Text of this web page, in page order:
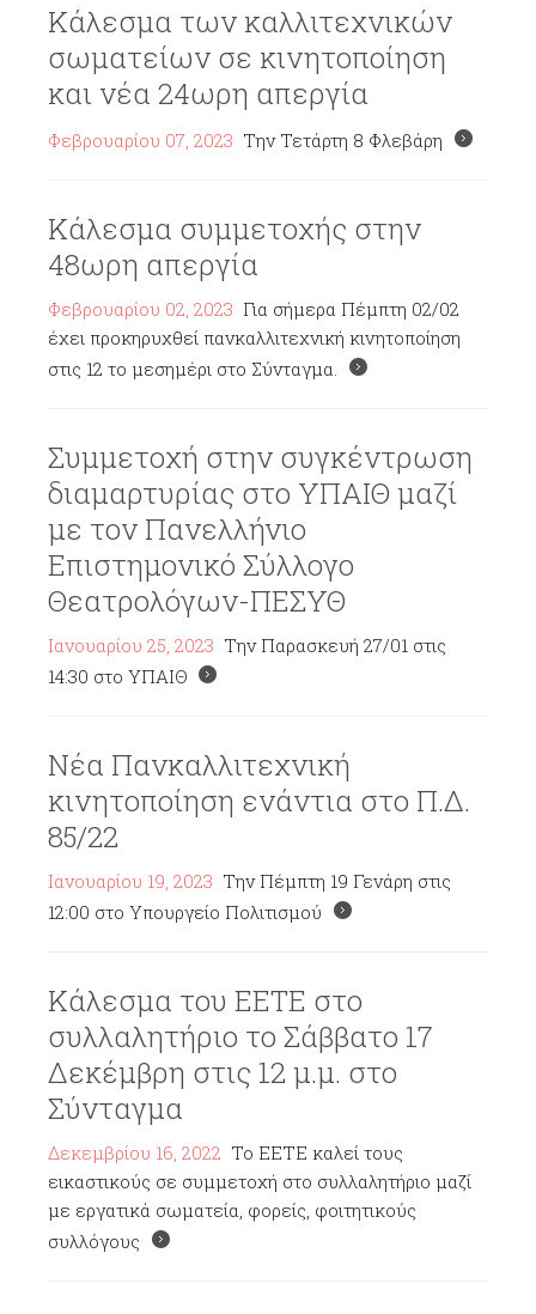
Κάλεσμα των καλλιτεχνικών
σωματείων σε κινητοποίηση
και νέα 24ωρη απεργία
Φεβρουαρίου 07, 2023 Την Τετάρτη 8 Φλεβάρη
Κάλεσμα συμμετοχής στην
48ωρη απεργία
Φεβρουαρίου 02, 2023 Για σήμερα Πέμπτη 02/02
έχει προκηρυχθεί πανκαλλιτεχνική κινητοποίηση
στις 12 το μεσημέρι στο Σύνταγμα.
Συμμετοχή στην συγκέντρωση
διαμαρτυρίας στο ΥΠΑΙΘ μαζί
με τον Πανελλήνιο
Επιστημονικό Σύλλογο
Θεατρολόγων-ΠΕΣΥΘ
Ιανουαρίου 25, 2023 Την Παρασκευή 27/01 στις
14:30 στο ΥΠΑΙΘ
Νέα Πανκαλλιτεχνική
κινητοποίηση ενάντια στο Π.Δ.
85/22
Ιανουαρίου 19, 2023 Την Πέμπτη 19 Γενάρη στις
12:00 στο Υπουργείο Πολιτισμού
Κάλεσμα του ΕΕΤΕ στο
συλλαλητήριο το Σάββατο 17
Δεκέμβρη στις 12 μ.μ. στο
Σύνταγμα
Δεκεμβρίου 16, 2022 Το ΕΕΤΕ καλεί τους
εικαστικούς σε συμμετοχή στο συλλαλητήριο μαζί
με εργατικά σωματεία, φορείς, φοιτητικούς
συλλόγους